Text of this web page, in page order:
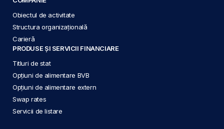
Obiectul de activitate
Structura organizațională
Carieră
PRODUSE ȘI SERVICII FINANCIARE
Titluri de stat
Opțiuni de alimentare BVB
Opțiuni de alimentare extern
Swap rates
Servicii de listare